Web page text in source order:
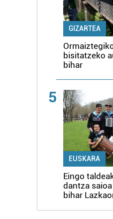
GIZARTEA
bisitatzeko
bihar
5
EUSKARA
Eingo
dantza
bihar